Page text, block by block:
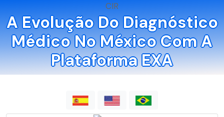
CIR
A Evolução Do Diagnóstico
Médico No México Com A
Plataforma EXA